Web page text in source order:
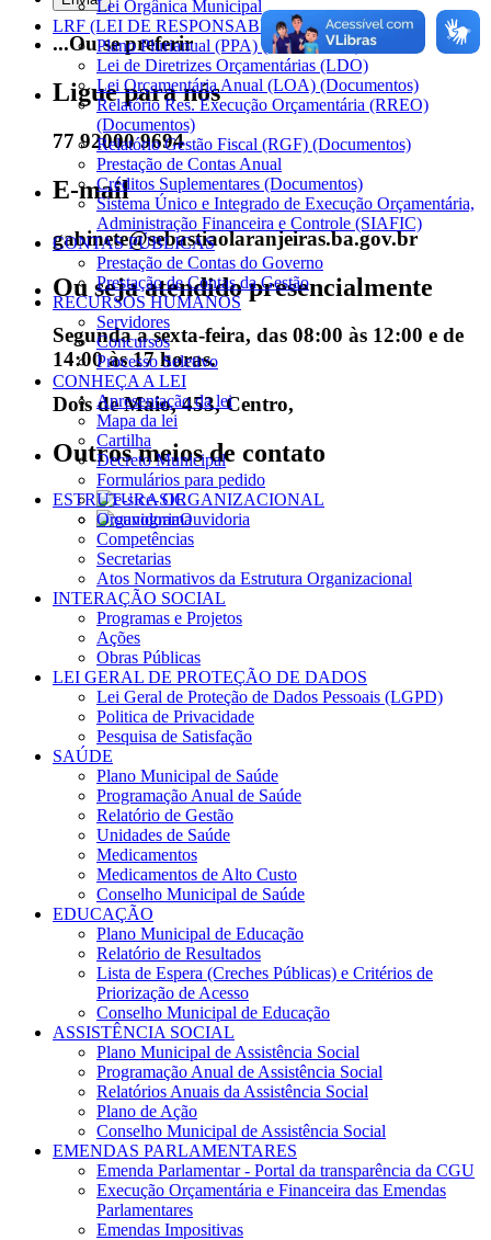
...Ou se preferir
Ligue para nós
77 92000 9694
E-mail
gabinete@sebastiaolaranjeiras.ba.gov.br
Ou seja atendido presencialmente
Segunda a sexta-feira, das 08:00 às 12:00 e de
14:00 às 17 horas.
Dois de Maio, 453, Centro,
Outros meios de contato
e-SIC
Ouvidoria
Lei Orgânica Municipal
LRF (LEI DE RESPONSABILIDADE FISCAL)
Plano Plurianual (PPA) (Documentos)
Lei de Diretrizes Orçamentárias (LDO)
Lei Orçamentária Anual (LOA) (Documentos)
Relatório Res. Execução Orçamentária (RREO)
(Documentos)
Relatório Gestão Fiscal (RGF) (Documentos)
Prestação de Contas Anual
Créditos Suplementares (Documentos)
Sistema Único e Integrado de Execução Orçamentária,
Administração Financeira e Controle (SIAFIC)
CONTAS PÚBLICAS
Prestação de Contas do Governo
Prestação de Contas da Gestão
RECURSOS HUMANOS
Servidores
Concursos
Processo Seletivo
CONHEÇA A LEI
Apresentação da lei
Mapa da lei
Cartilha
Decreto Municipal
Formulários para pedido
ESTRUTURA ORGANIZACIONAL
Organograma
Competências
Secretarias
Atos Normativos da Estrutura Organizacional
INTERAÇÃO SOCIAL
Programas e Projetos
Ações
Obras Públicas
LEI GERAL DE PROTEÇÃO DE DADOS
Lei Geral de Proteção de Dados Pessoais (LGPD)
Politica de Privacidade
Pesquisa de Satisfação
SAÚDE
Plano Municipal de Saúde
Programação Anual de Saúde
Relatório de Gestão
Unidades de Saúde
Medicamentos
Medicamentos de Alto Custo
Conselho Municipal de Saúde
EDUCAÇÃO
Plano Municipal de Educação
Relatório de Resultados
Lista de Espera (Creches Públicas) e Critérios de
Priorização de Acesso
Conselho Municipal de Educação
ASSISTÊNCIA SOCIAL
Plano Municipal de Assistência Social
Programação Anual de Assistência Social
Relatórios Anuais da Assistência Social
Plano de Ação
Conselho Municipal de Assistência Social
EMENDAS PARLAMENTARES
Emenda Parlamentar - Portal da transparência da CGU
Execução Orçamentária e Financeira das Emendas
Parlamentares
Emendas Impositivas